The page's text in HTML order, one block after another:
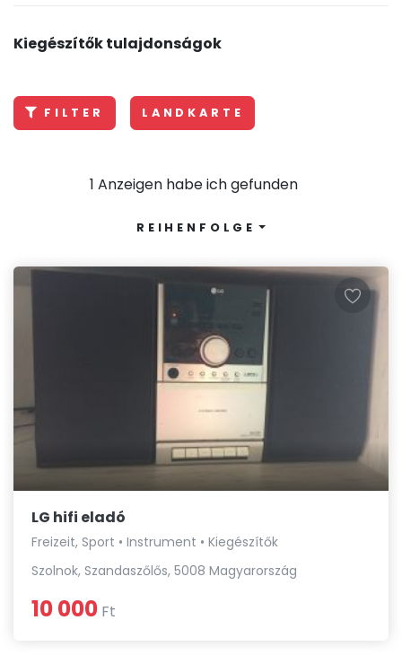
Kiegészítők tulajdonságok
FILTER LANDKARTE
1 Anzeigen habe ich gefunden
REIHENFOLGE
LG hifi eladó
Freizeit, Sport • Instrument • Kiegészítők
Szolnok, Szandaszőlős, 5008 Magyarország
10 000 Ft